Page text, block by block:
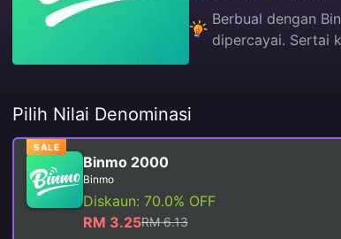
Berbual dengan
dipercayai. Sertai
Pilih Nilai Denominasi
SALE
Binmo 2000
Binmo
Diskaun: 70.0% OFF
RM 3.25RM 6.13